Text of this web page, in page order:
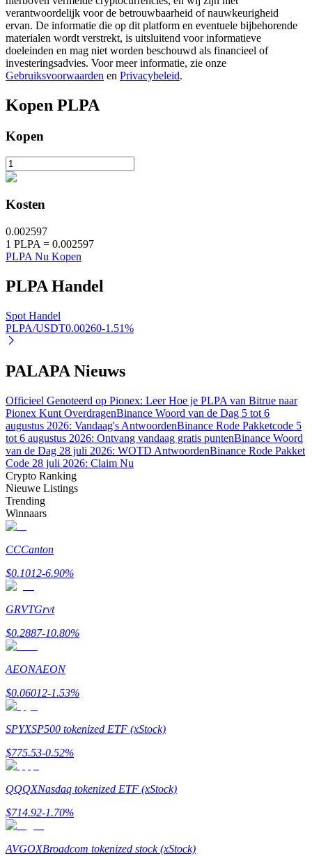
BTR-vergrendelingen
Exclusieve beleggingen voor BTR-houders
Leningen
Door crypto ondersteunde leenservice
Auto Invest
Grijp langetermijnwinst en flexibele belangen
Bitrue
Bitrue-partners
Bitrue Affiliates
verantwoordelijk voor de betrouwbaarheid of nauwkeurigheid
ervan. De informatie die op dit platform en eventuele bijbehorende
materialen wordt verstrekt, is uitsluitend voor informatieve
doeleinden en mag niet worden beschouwd als financieel of
investeringsadvies. Voor meer informatie, zie onze
Gebruiksvoorwaarden en Privacybeleid.
Kopen PLPA
Kopen
Kosten
0.002597
1 PLPA = 0.002597
PLPA Nu Kopen
PLPA Handel
Spot Handel
PLPA/USDT0.00260-1.51%
PALAPA Nieuws
Officieel Genoteerd op Pionex: Leer Hoe je PLPA van Bitrue naar
Pionex Kunt OverdragenBinance Woord van de Dag 5 tot 6
augustus 2026: Vandaag's AntwoordenBinance Rode Pakketcode 5
tot 6 augustus 2026: Ontvang vandaag gratis puntenBinance Woord
van de Dag 28 juli 2026: WOTD AntwoordenBinance Rode Pakket
Code 28 juli 2026: Claim Nu
Crypto Ranking
Nieuwe Listings
Trending
Winnaars
CCCanton
$0.1012-6.90%
GRVTGrvt
$0.2887-10.80%
AEONAEON
$0.06012-1.53%
SPYXSP500 tokenized ETF (xStock)
$775.53-0.52%
QQQXNasdaq tokenized ETF (xStock)
$714.92-1.70%
AVGOXBroadcom tokenized stock (xStock)